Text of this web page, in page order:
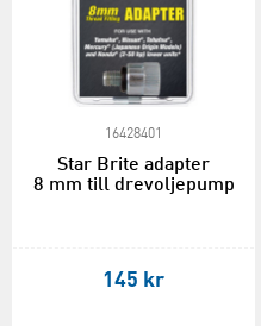
16428401
Star Brite adapter
8 mm till drevoljepump
145 kr